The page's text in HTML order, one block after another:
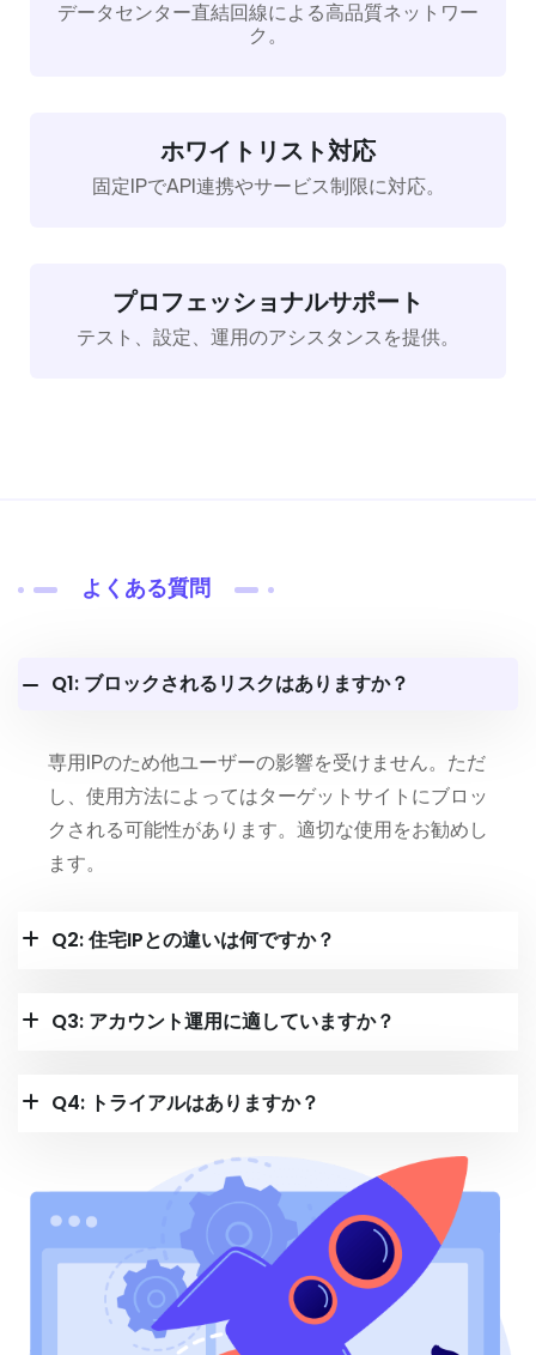
データセンター直結回線による高品質ネットワー
ク。
ホワイトリスト対応
固定IPでAPI連携やサービス制限に対応。
プロフェッショナルサポート
テスト、設定、運用のアシスタンスを提供。
よくある質問
Q1: ブロックされるリスクはありますか？
専用IPのため他ユーザーの影響を受けません。ただ
し、使用方法によってはターゲットサイトにブロッ
クされる可能性があります。適切な使用をお勧めし
ます。
Q2: 住宅IPとの違いは何ですか？
Q3: アカウント運用に適していますか？
Q4: トライアルはありますか？